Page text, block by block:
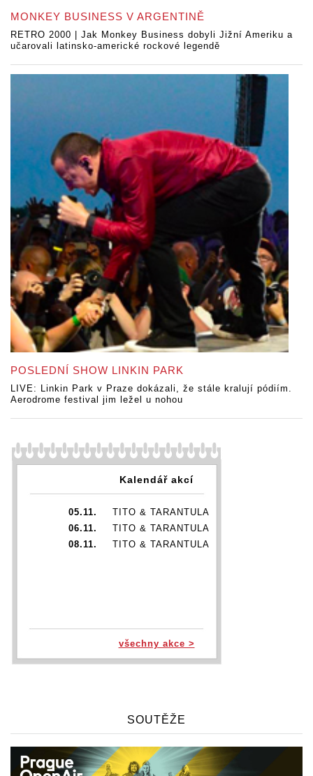
MONKEY BUSINESS V ARGENTINĚ
RETRO 2000 | Jak Monkey Business dobyli Jižní Ameriku a
učarovali latinsko-americké rockové legendě
POSLEDNÍ SHOW LINKIN PARK
LIVE: Linkin Park v Praze dokázali, že stále kralují pódiím.
Aerodrome festival jim ležel u nohou
Kalendář akcí
05.11.
TITO & TARANTULA
06.11.
TITO & TARANTULA
08.11.
TITO & TARANTULA
všechny akce >
SOUTĚŽE